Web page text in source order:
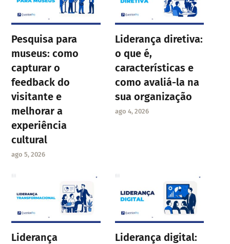
Pesquisa para
museus: como
capturar o
feedback do
visitante e
melhorar a
experiência
cultural
ago 5, 2026
Liderança diretiva:
o que é,
características e
como avaliá-la na
sua organização
ago 4, 2026
Liderança
Liderança digital: